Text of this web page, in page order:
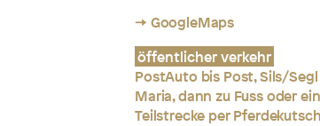
→ GoogleMaps
öffentlicher verkehr
PostAuto bis Post, Sils/Segl
Maria, dann zu Fuss oder
Teilstrecke per